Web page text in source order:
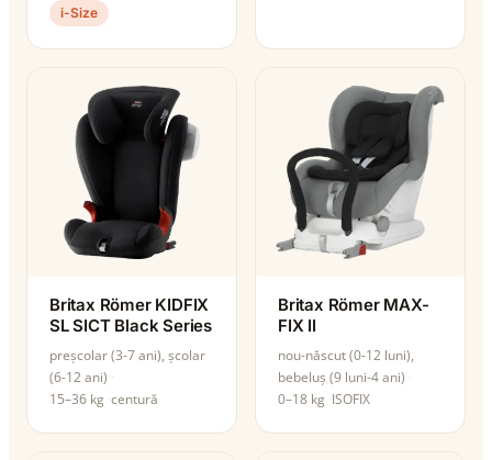
i-Size
Britax Römer KIDFIX
SL SICT Black Series
preșcolar (3-7 ani), școlar
(6-12 ani)
15–36 kg centură
Britax Römer MAX-
FIX II
nou-născut (0-12 luni),
bebeluș (9 luni-4 ani)
0–18 kg ISOFIX